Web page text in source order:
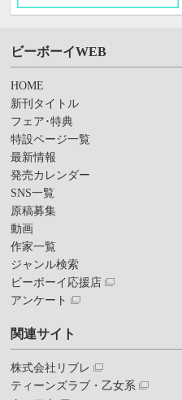
ビーボーイWEB
HOME
新刊タイトル
フェア･特典
特設ページ一覧
最新情報
発売カレンダー
SNS一覧
原稿募集
動画
作家一覧
ジャンル検索
ビーボーイ応援店
アンケート
関連サイト
株式会社リブレ
ティーンズラブ・乙女系